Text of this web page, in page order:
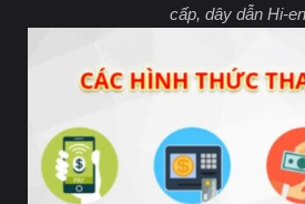
cấp, dây dẫn Hi-